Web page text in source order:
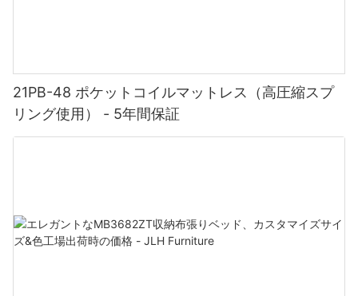
21PB-48 ポケットコイルマットレス（高圧縮スプ
リング使用） - 5年間保証